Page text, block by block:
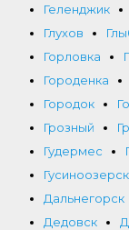
Геленджик
Глухов
Горловка
Городенка
Городок
Грозный
Гудермес
Гусиноозерск
Дальнегорск
Дедовск